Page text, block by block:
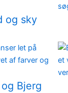
og sky
Bjerg